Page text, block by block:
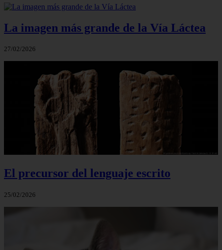
La imagen más grande de la Vía Láctea
27/02/2026
El precursor del lenguaje escrito
25/02/2026